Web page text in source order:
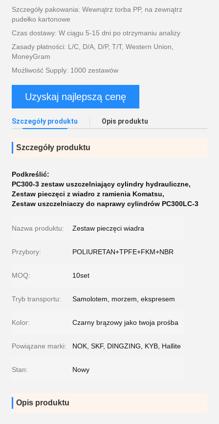
Szczegóły pakowania: Wewnątrz torba PP, na zewnątrz
pudełko kartonowe
Czas dostawy: W ciągu 5-15 dni po otrzymaniu analizy
Zasady płatności: L/C, D/A, D/P, T/T, Western Union,
MoneyGram
Możliwość Supply: 1000 zestawów
Uzyskaj najlepszą cenę
Szczegóły produktu Opis produktu
Szczegóły produktu
Podkreślić:
PC300-3 zestaw uszczelniający cylindry hydrauliczne,
Zestaw pieczęci z wiadro z ramienia Komatsu,
Zestaw uszczelniaczy do naprawy cylindrów PC300LC-3
Nazwa produktu: Zestaw pieczęci wiadra
Przybory: POLIURETAN+TPFE+FKM+NBR
MOQ: 10set
Tryb transportu: Samolotem, morzem, ekspresem
Kolor: Czarny brązowy jako twoja prośba
Powiązane marki: NOK, SKF, DINGZING, KYB, Hallite
Stan: Nowy
Opis produktu